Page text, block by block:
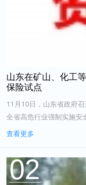
山东在矿山、化工
保险试点
11月10日，山东省政府
全省高危行业强制实施安
确，自2017年11月起，
查看更多
02